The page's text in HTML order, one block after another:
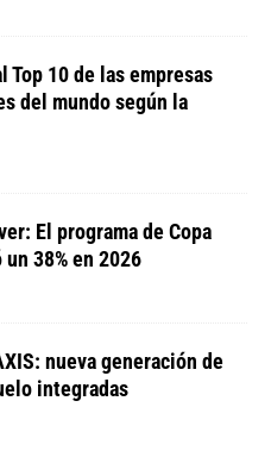
Top 10 de las empresas
del mundo según la
El programa de Copa
38% en 2026
nueva generación de
integradas